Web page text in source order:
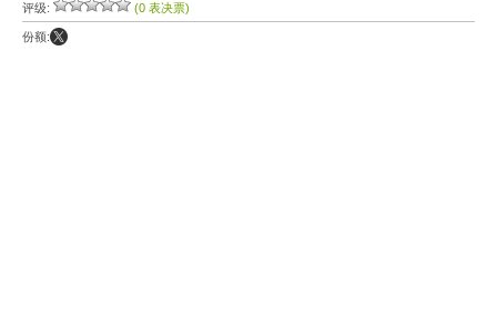
评级: (0 表决票)
份额: